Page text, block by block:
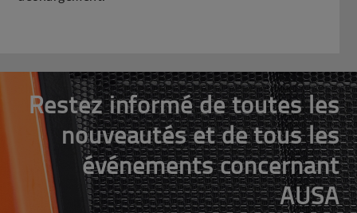
Restez informé de toutes les
nouveautés et de tous les
événements concernant
AUSA